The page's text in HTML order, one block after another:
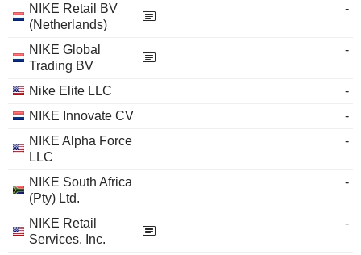
NIKE Retail BV
(Netherlands)
-
NIKE Global
Trading BV
-
Nike Elite LLC
-
NIKE Innovate CV
-
NIKE Alpha Force
LLC
-
NIKE South Africa
(Pty) Ltd.
-
NIKE Retail
Services, Inc.
-